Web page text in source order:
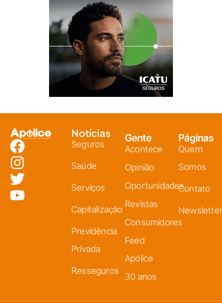
Notícias
Seguros
Saúde
Serviços
Capitalização
Previdência
Privada
Resseguros
Gente
Acontece
Opinião
Oportunidades
Revistas
Consumidores
Feed
Apólice
30 anos
Páginas
Quem
Somos
Contato
Newsletter